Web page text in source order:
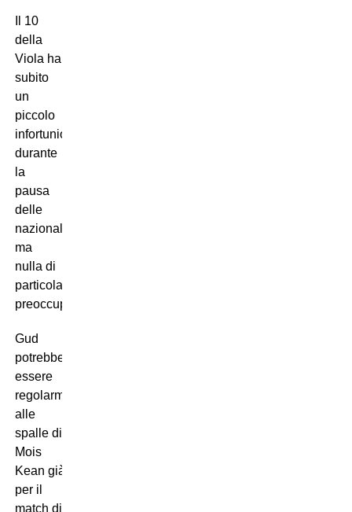
Il 10
della
Viola ha
subito
un
piccolo
infortunio
durante
la
pausa
delle
nazionali,
ma
nulla di
particolarmente
preoccupante…
Gud
potrebbe
essere
regolarmente
alle
spalle di
Mois
Kean già
per il
match di